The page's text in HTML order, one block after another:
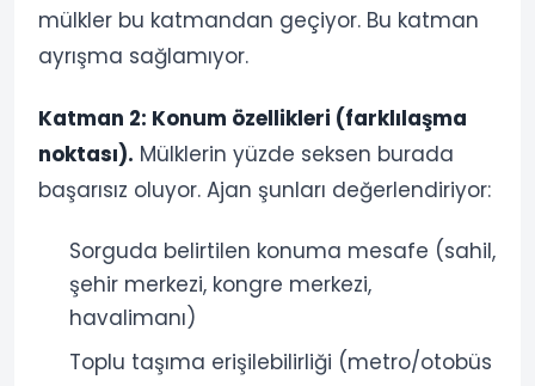
mülkler bu katmandan geçiyor. Bu katman
ayrışma sağlamıyor.
Katman 2: Konum özellikleri (farklılaşma
noktası). Mülklerin yüzde seksen burada
başarısız oluyor. Ajan şunları değerlendiriyor:
Sorguda belirtilen konuma mesafe (sahil,
şehir merkezi, kongre merkezi,
havalimanı)
Toplu taşıma erişilebilirliği (metro/otobüs